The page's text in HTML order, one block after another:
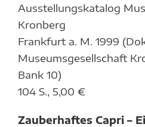
Ausstellungskatalog
Kronberg
Frankfurt a. M. 1999
Museumsgesellschaft
Bank 10)
104 S., 5,00 €
Zauberhaftes Capri –